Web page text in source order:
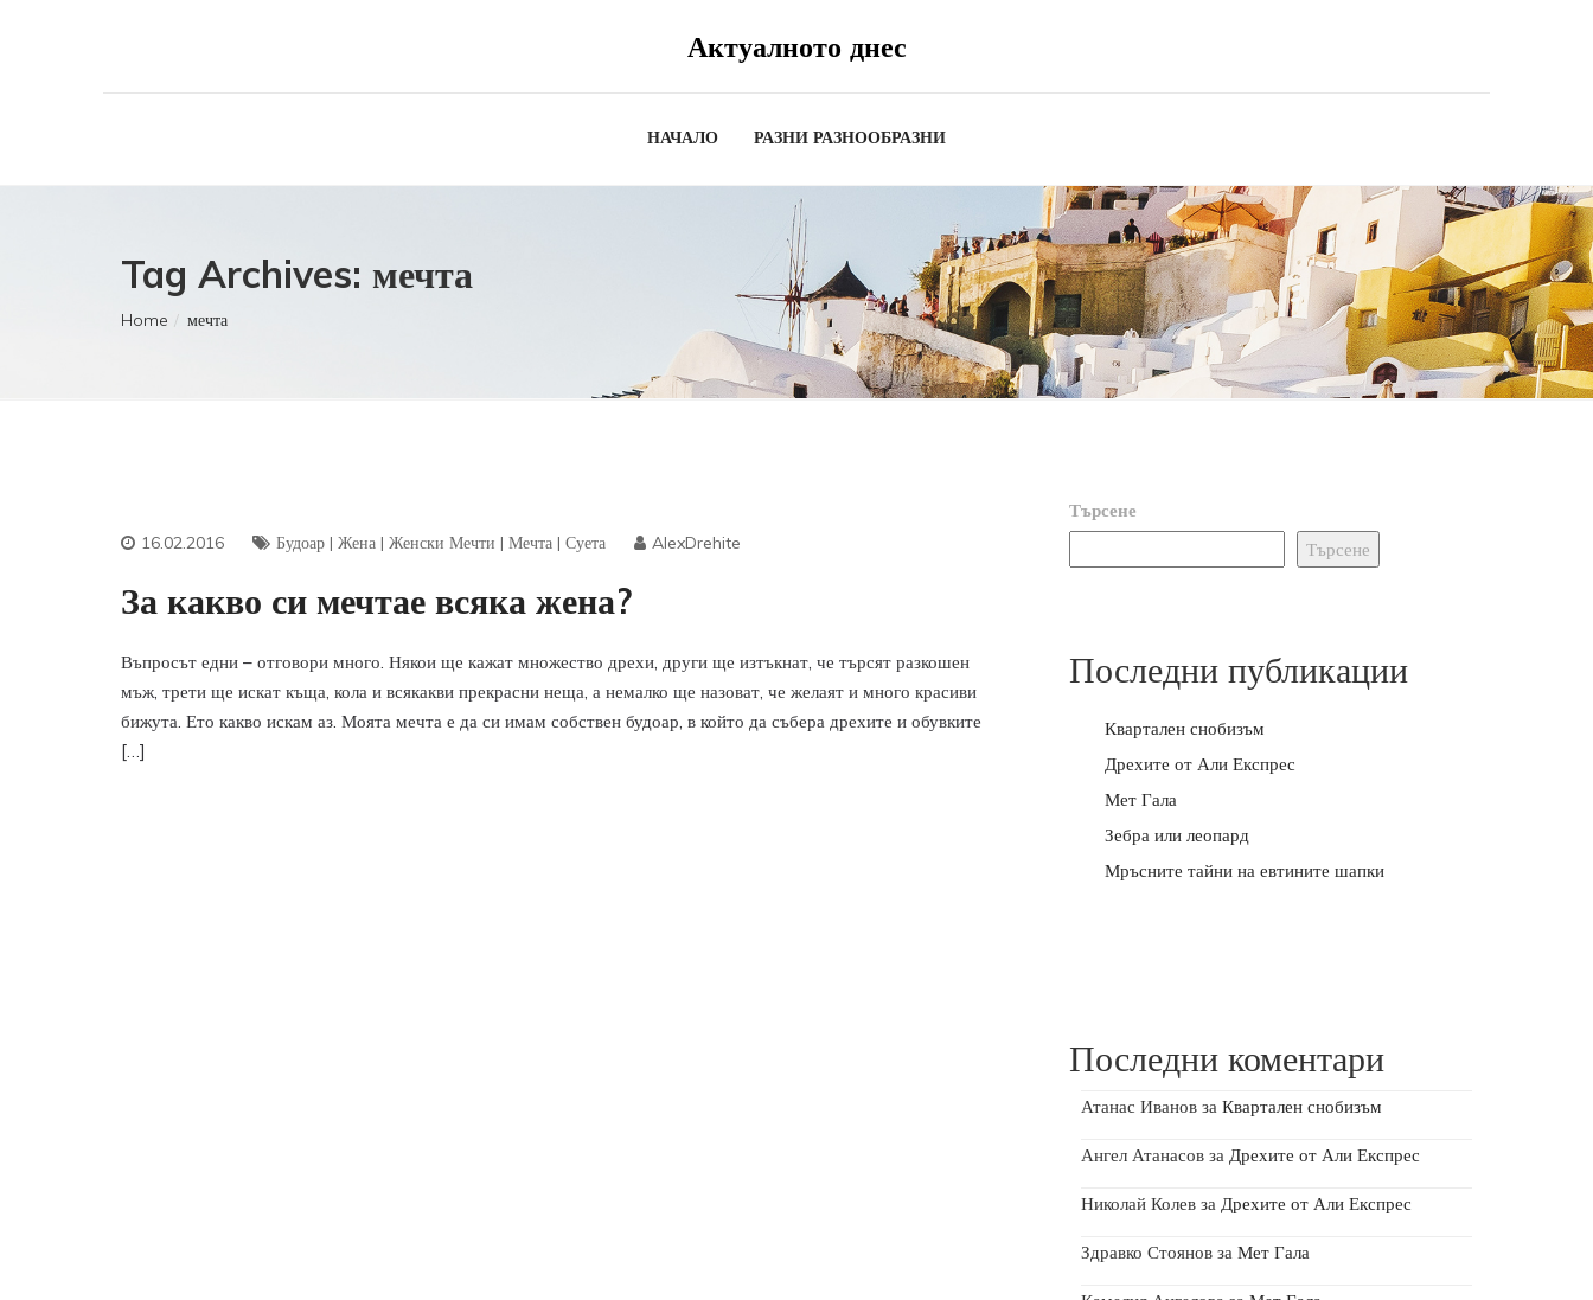
Актуалното днес
НАЧАЛО РАЗНИ РАЗНООБРАЗНИ
Tag Archives: мечта
Home мечта
16.02.2016 Будоар | Жена | Женски Мечти | Мечта | Суета AlexDrehite
За какво си мечтае всяка жена?
Въпросът едни – отговори много. Някои ще кажат множество дрехи, други ще изтъкнат, че търсят разкошен
мъж, трети ще искат къща, кола и всякакви прекрасни неща, а немалко ще назоват, че желаят и много красиви
бижута. Ето какво искам аз. Моята мечта е да си имам собствен будоар, в който да събера дрехите и обувките
[…]
Търсене
Търсене
Последни публикации
Квартален снобизъм
Дрехите от Али Експрес
Мет Гала
Зебра или леопард
Мръсните тайни на евтините шапки
Последни коментари
Атанас Иванов за Квартален снобизъм
Ангел Атанасов за Дрехите от Али Експрес
Николай Колев за Дрехите от Али Експрес
Здравко Стоянов за Мет Гала